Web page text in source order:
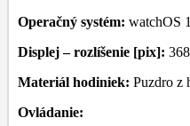
Operačný systém: watchOS
Displej – rozlíšenie [pix]:
Materiál hodiniek: Puzdro z
Ovládanie: